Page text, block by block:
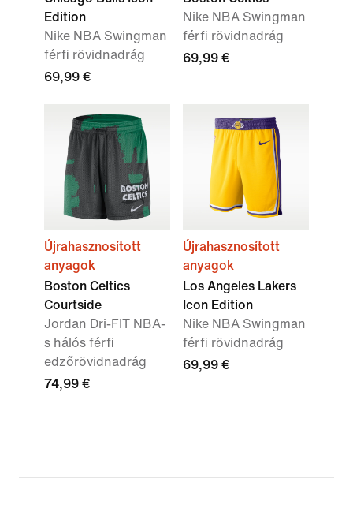
Edition
Nike NBA Swingman
férfi rövidnadrág
69,99 €
Nike NBA Swingman
férfi rövidnadrág
69,99 €
Újrahasznosított
anyagok
Boston Celtics
Courtside
Jordan Dri-FIT NBA-
s hálós férfi
edzőrövidnadrág
74,99 €
Újrahasznosított
anyagok
Los Angeles Lakers
Icon Edition
Nike NBA Swingman
férfi rövidnadrág
69,99 €